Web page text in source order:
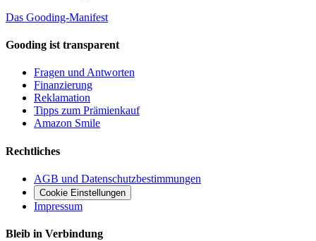
Das Gooding-Manifest
Gooding ist transparent
Fragen und Antworten
Finanzierung
Reklamation
Tipps zum Prämienkauf
Amazon Smile
Rechtliches
AGB und Datenschutzbestimmungen
Cookie Einstellungen
Impressum
Bleib in Verbindung